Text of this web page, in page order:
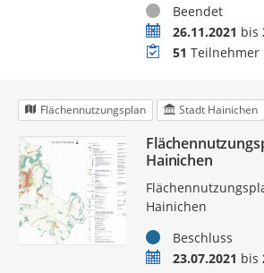
StatusBeendet
Zeitraum26.11.2021 bis
Teilnehmer
51 Teilnehmer
Flächennutzungsplan Stadt Hainichen
Hainichen
Hainichen
StatusBeschluss
Zeitraum23.07.2021 bis